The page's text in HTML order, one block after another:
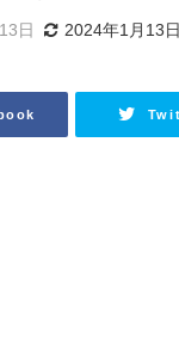
日 2024年1月13日